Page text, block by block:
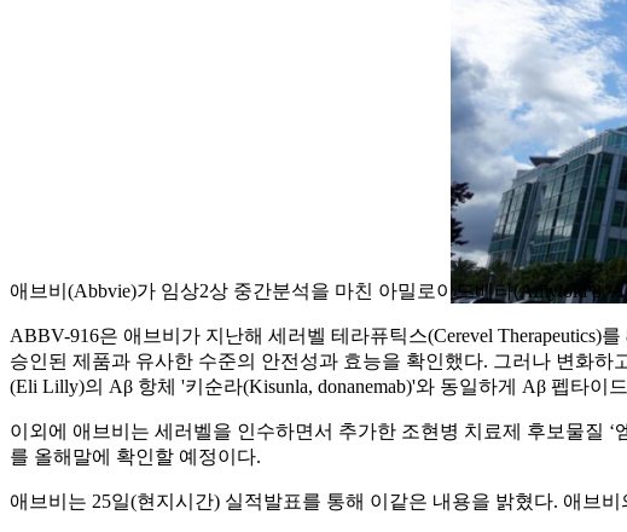
애브비(Abbvie)가 임상2상 중간분석을 마친 아밀로이드베타(Amyloid β,
ABBV-916은 애브비가 지난해 세러벨 테라퓨틱스(Cerevel
승인된 제품과 유사한 수준의 안전성과 효능을 확인했다. 그러나 변화
(Eli Lilly)의 Aβ 항체 '키순라(Kisunla, donanemab)'와 동일하게 Aβ 펩타
이외에 애브비는 세러벨을 인수하면서 추가한 조현병 치료제 후보물질 ‘
를 올해말에 확인할 예정이다.
애브비는 25일(현지시간) 실적발표를 통해 이같은 내용을 밝혔다. 애브